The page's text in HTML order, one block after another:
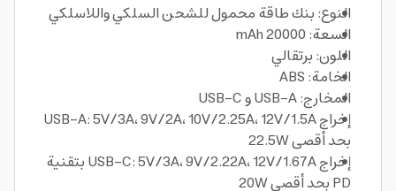
النوع: بنك طاقة محمول للشحن السلكي واللاسلكي
السعة: 20000 mAh
اللون: برتقالي
الخامة: ABS
المخارج: USB-A و USB-C
إخراج USB-A: 5V/3A، 9V/2A، 10V/2.25A، 12V/1.5A
بحد أقصى 22.5W
إخراج USB-C: 5V/3A، 9V/2.22A، 12V/1.67A بتقنية
PD بحد أقصى 20W